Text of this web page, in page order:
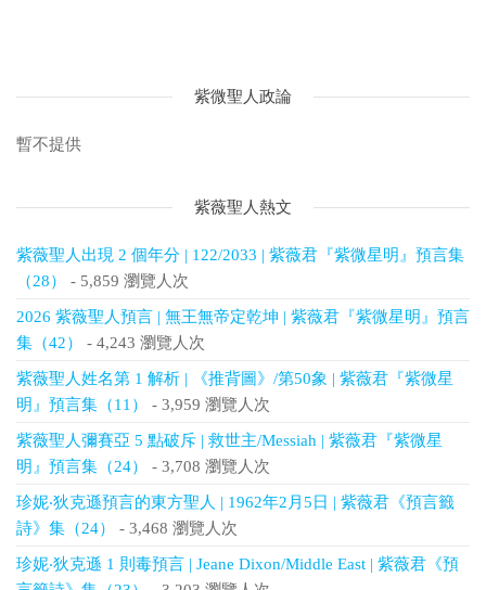
紫微聖人政論
暫不提供
紫薇聖人熱文
紫薇聖人出現 2 個年分 | 122/2033 | 紫薇君『紫微星明』預言集
（28）
- 5,859 瀏覽人次
2026 紫薇聖人預言 | 無王無帝定乾坤 | 紫薇君『紫微星明』預言
集（42）
- 4,243 瀏覽人次
紫薇聖人姓名第 1 解析 | 《推背圖》/第50象 | 紫薇君『紫微星
明』預言集（11）
- 3,959 瀏覽人次
紫薇聖人彌賽亞 5 點破斥 | 救世主/Messiah | 紫薇君『紫微星
明』預言集（24）
- 3,708 瀏覽人次
珍妮‧狄克遜預言的東方聖人 | 1962年2月5日 | 紫薇君《預言籤
詩》集（24）
- 3,468 瀏覽人次
珍妮‧狄克遜 1 則毒預言 | Jeane Dixon/Middle East | 紫薇君《預